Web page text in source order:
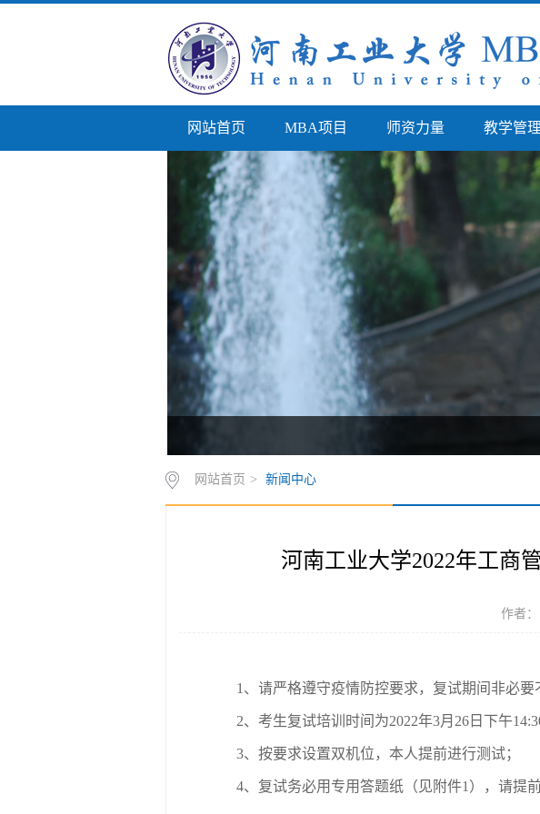
网站首页 MBA项目 师资力量 教学管理
网站首页 > 新闻中心
河南工业大学2022年工商
作者：
1、请严格遵守疫情防控要求，复试期间非必要
2、考生复试培训时间为2022年3月26日下午
3、按要求设置双机位，本人提前进行测试；
4、复试务必用专用答题纸 （见附件1） ，请提